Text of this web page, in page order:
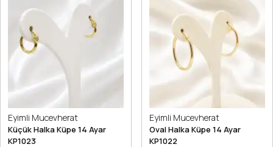
Eyimli Mucevherat
Küçük Halka Küpe 14 Ayar
KP1023
Eyimli Mucevherat
Oval Halka Küpe 14 Ayar
KP1022